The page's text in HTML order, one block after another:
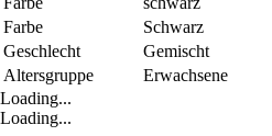
Farbe
Schwarz
Geschlecht
Gemischt
Altersgruppe
Erwachsene
Loading...
Loading...